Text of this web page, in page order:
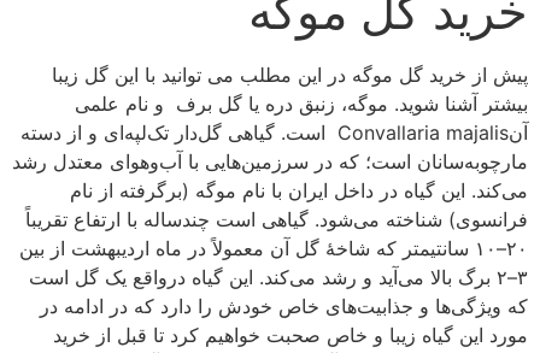
خرید گل موگه
پیش از خرید گل موگه در این مطلب می توانید با این گل زیبا
بیشتر آشنا شوید. موگه، زنبق دره یا گل برف و نام علمی
آنConvallaria majalis است. گیاهی گل‌دار تک‌لپه‌ای و از دسته
مارچوبه‌سانان است؛ که در سرزمین‌هایی با آب‌وهوای معتدل رشد
می‌کند. این گیاه در داخل ایران با نام موگه (برگرفته از نام
فرانسوی) شناخته می‌شود. گیاهی است چندساله با ارتفاع تقریباً
۲۰–۱۰ سانتیمتر که شاخهٔ گل آن معمولاً در ماه اردیبهشت از بین
۳–۲ برگ بالا می‌آید و رشد می‌کند. این گیاه درواقع یک گل است
که ویژگی‌ها و جذابیت‌های خاص خودش را دارد که در ادامه در
مورد این گیاه زیبا و خاص صحبت خواهیم کرد تا قبل از خرید